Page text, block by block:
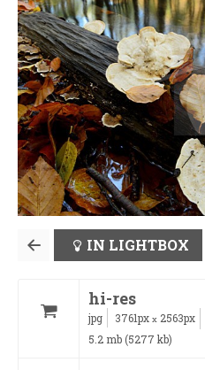
IN LIGHTBOX
hi-res
jpg 3761px x 2563px
5.2 mb (5277 kb)